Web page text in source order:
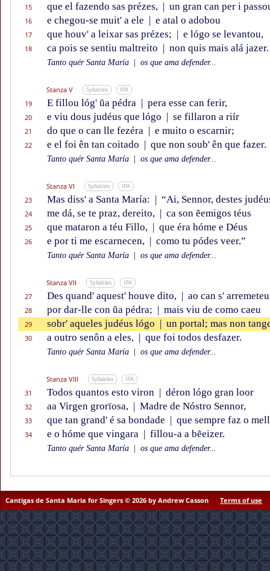
15 que el fazendo sas prézes, | un gran can per i
16 e chegou-se muit' a ele | e atal o adobou
17 que houv' a leixar sas prézes; | e lógo se levantou,
18 ca pois se sentiu maltreito | non quis mais alá jazer.
Tanto quér Santa María os que ama defender...
Stanza V Syllables IPA
19 E fillou lóg' ũa pédra | pera esse can ferir,
20 e viu dous judéus que lógo | se fillaron a riír
21 do que o can lle fezéra | e muito o escarnir;
22 e el foi ên tan coitado | que non soub' ên que fazer.
Tanto quér Santa María os que ama defender...
Stanza VI Syllables IPA
23 Mas diss' a Santa María: | “Ai, Sennor, destes
24 me dá, se te praz, dereito, | ca son ẽemigos téus
25 que mataron a téu Fillo, | que éra hóme e Déus
26 e por ti me escarnecen, | como tu pódes veer.”
Tanto quér Santa María os que ama defender...
Stanza VII Syllables IPA
27 Des quand' aquest' houve dito, | ao can s' arremeteu
28 por dar-lle con ũa pédra; | mais viu de como caeu
29 sobr' aqueles judéus lógo | un portal; mas non
30 a outro senôn a eles, | que foi todos desfazer.
Tanto quér Santa María os que ama defender...
Stanza VIII Syllables IPA
31 Todos quantos esto viron | déron lógo gran loor
32 aa Virgen grorïosa, | Madre de Nóstro Sennor,
33 que tan grand' é sa bondade | que sempre faz o
34 e o hóme que vingara | fillou-a a bẽeizer.
Tanto quér Santa María os que ama defender...
Cantigas de Santa Maria for Singers © 2026 by Andrew Casson Terms of use